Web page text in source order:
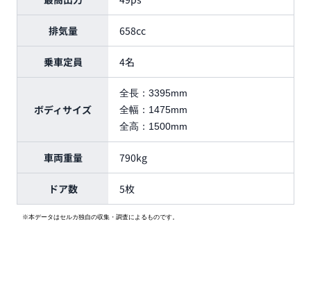
排気量 658cc
乗車定員 4名
ボディサイズ
全長： 3395mm
全幅： 1475mm
全高： 1500mm
車両重量 790kg
ドア数 5枚
※本データはセルカ独自の収集・調査によるものです。